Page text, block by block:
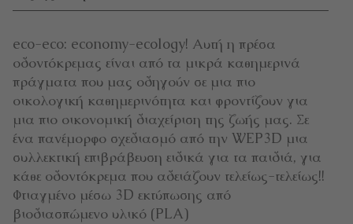
eco-eco: economy-ecology! Αυτή η πρέσα
οδοντόκρεμας είναι από τα μικρά καθημερινά
πράγματα που μας οδηγούν σε μια πιο
οικολογική καθημερινότητα και φροντίζουν για
μια πιο οικονομική διαχείριση της ζωής μας. Σε
ένα πανέμορφο σχεδιασμό από την WEP3D μια
συλλεκτική επιβράβευση ειδικά για τα παιδιά, για
κάθε οδοντόκρεμα που αδειάζουν τελείως-τελείως!!
Φτιαγμένο μέσω 3D εκτύπωσης από
βιοδιασπώμενο υλικό (PLA)